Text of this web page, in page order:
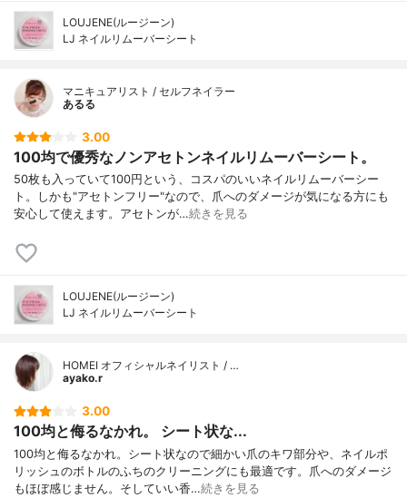
LOUJENE(ルージーン)
LJ ネイルリムーバーシート
マニキュアリスト / セルフネイラー
あるる
3.00
100均で優秀なノンアセトンネイルリムーバーシート。
50枚も入っていて100円という、コスパのいいネイルリムーバーシー
ト。しかも"アセトンフリー"なので、爪へのダメージが気になる方にも
安心して使えます。アセトンが…続きを見る
LOUJENE(ルージーン)
LJ ネイルリムーバーシート
HOMEI オフィシャルネイリスト / …
ayako.r
3.00
100均と侮るなかれ。 シート状な...
100均と侮るなかれ。シート状なので細かい爪のキワ部分や、ネイルポ
リッシュのボトルのふちのクリーニングにも最適です。爪へのダメージ
もほぼ感じません。そしていい香…続きを見る